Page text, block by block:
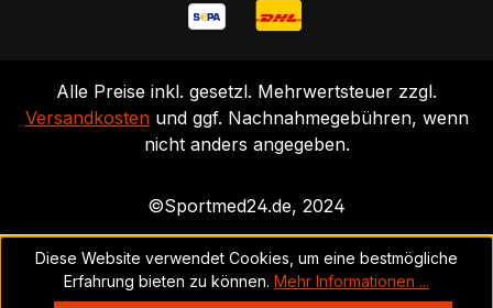
Alle Preise inkl. gesetzl. Mehrwertsteuer zzgl.
Versandkosten und ggf. Nachnahmegebühren, wenn
nicht anders angegeben.
©Sportmed24.de, 2024
Diese Website verwendet Cookies, um eine bestmögliche
Erfahrung bieten zu können. Mehr Informationen ...